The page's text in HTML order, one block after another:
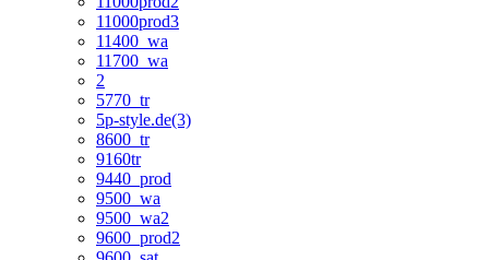
11000prod3
11400_wa
11700_wa
2
5770_tr
5p-style.de(3)
8600_tr
9160tr
9440_prod
9500_wa
9500_wa2
9600_prod2